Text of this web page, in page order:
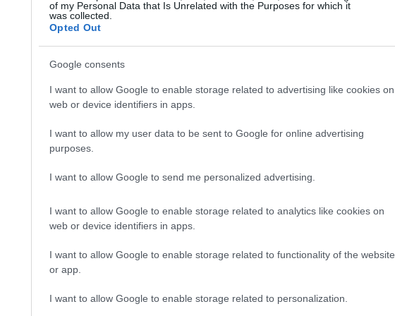
of my Personal Data that Is Unrelated with the Purposes for which it
was collected.
Opted Out
Google consents
I want to allow Google to enable storage related to advertising like cookies on
web or device identifiers in apps.
I want to allow my user data to be sent to Google for online advertising
purposes.
I want to allow Google to send me personalized advertising.
I want to allow Google to enable storage related to analytics like cookies on
web or device identifiers in apps.
I want to allow Google to enable storage related to functionality of the website
or app.
I want to allow Google to enable storage related to personalization.
de la financiación